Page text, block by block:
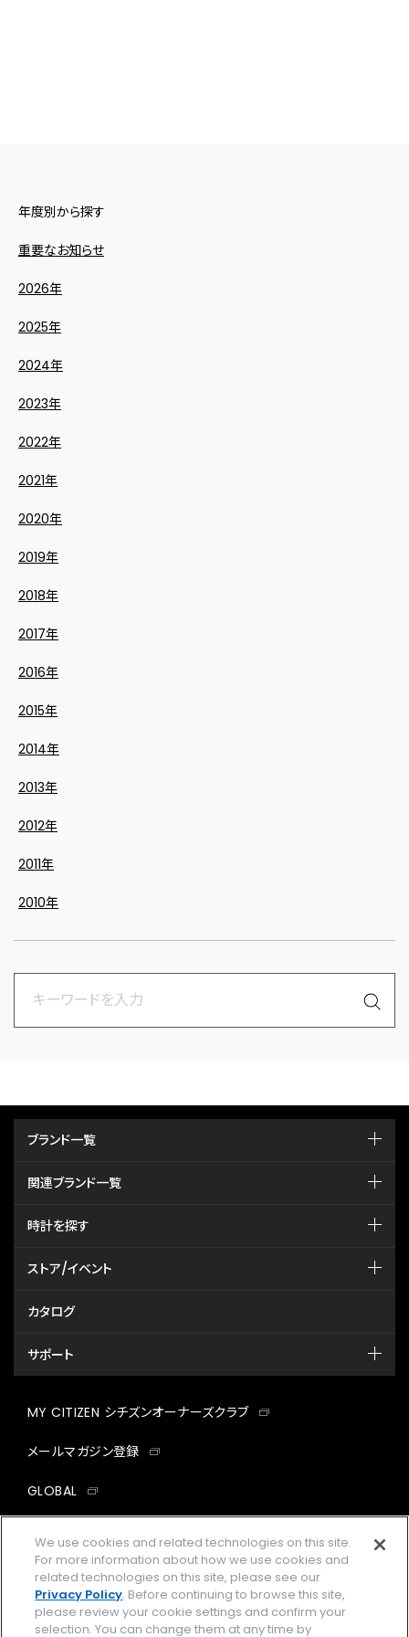
年度別から探す
重要なお知らせ
2026年
2025年
2024年
2023年
2022年
2021年
2020年
2019年
2018年
2017年
2016年
2015年
2014年
2013年
2012年
2011年
2010年
ブランド一覧
関連ブランド一覧
時計を探す
ストア/イベント
カタログ
サポート
MY CITIZEN シチズンオーナーズクラブ
メールマガジン登録
GLOBAL
facebookinstagramtwitter
企業情報 ご利用規約
We use cookies and related technologies on this site.
For more information about how we use cookies and
related technologies on this site, please see our
Privacy Policy. Before continuing to browse this site,
please review your cookie settings and confirm your
selection. You can change them at any time by